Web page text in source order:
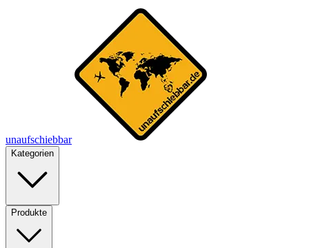
unaufschiebbar
Kategorien
Produkte